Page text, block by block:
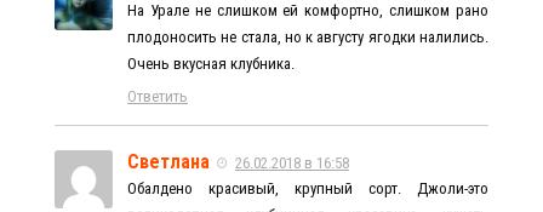
На Урале не слишком ей комфортно, слишком рано
плодоносить не стала, но к августу ягодки налились.
Очень вкусная клубника.
Ответить
Светлана
26.02.2018 в 16:58
Обалдено красивый, крупный сорт. Джоли-это